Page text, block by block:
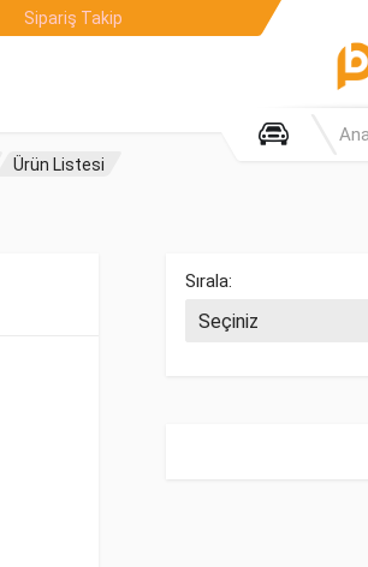
Sipariş Takip
Ürün Listesi
Sırala: